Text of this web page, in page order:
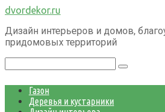
Перейти
контенту
dvordekor.ru
Дизайн интерьеров и домов,
придомовых территорий
Газон
Деревья и кустарники